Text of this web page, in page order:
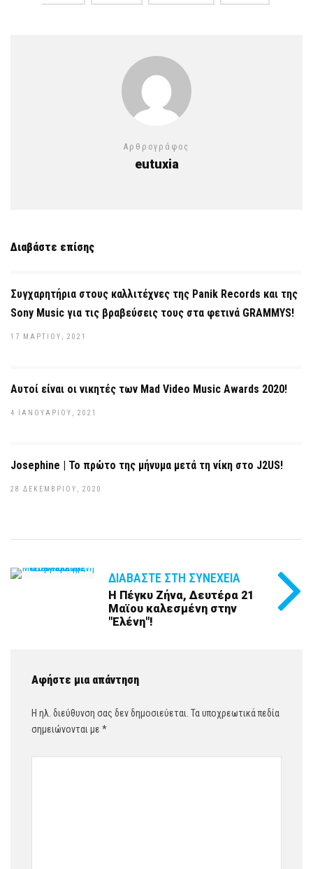
Αρθρογράφος
eutuxia
Διαβάστε επίσης
Συγχαρητήρια στους καλλιτέχνες της Panik Records και της
Sony Music για τις βραβεύσεις τους στα φετινά GRAMMYS!
17 ΜΑΡΤΊΟΥ, 2021
Αυτοί είναι οι νικητές των Mad Video Music Awards 2020!
4 ΙΑΝΟΥΑΡΊΟΥ, 2021
Josephine | Το πρώτο της μήνυμα μετά τη νίκη στο J2US!
28 ΔΕΚΕΜΒΡΊΟΥ, 2020
ΔΙΑΒΆΣΤΕ ΣΤΗ ΣΥΝΈΧΕΙΑ
Η Πέγκυ Ζήνα, Δευτέρα 21
Μαϊου καλεσμένη στην
"Ελένη"!
Αφήστε μια απάντηση
Η ηλ. διεύθυνση σας δεν δημοσιεύεται. Τα υποχρεωτικά πεδία
σημειώνονται με *